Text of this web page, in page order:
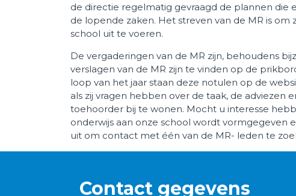
de directie regelmatig gevraagd de plannen die
de lopende zaken. Het streven van de MR is
school uit te voeren.
De vergaderingen van de MR zijn, behoudens
verslagen van de MR zijn te vinden op de
loop van het jaar staan deze notulen op de
als zij vragen hebben over de taak, de adviezen
toehoorder bij te wonen. Mocht u interesse
onderwijs aan onze school wordt vormgegeven
uit om contact met één van de MR- leden te
Contact gegevens